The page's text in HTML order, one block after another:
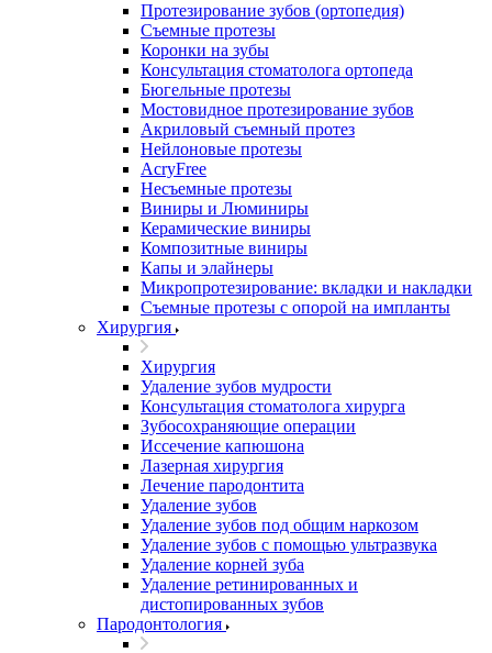
Протезирование зубов (ортопедия)
Съемные протезы
Коронки на зубы
Консультация стоматолога ортопеда
Бюгельные протезы
Мостовидное протезирование зубов
Акриловый съемный протез
Нейлоновые протезы
AcryFree
Несъемные протезы
Виниры и Люминиры
Керамические виниры
Композитные виниры
Капы и элайнеры
Микропротезирование: вкладки и накладки
Съемные протезы с опорой на импланты
Хирургия
Хирургия
Удаление зубов мудрости
Консультация стоматолога хирурга
Зубосохраняющие операции
Иссечение капюшона
Лазерная хирургия
Лечение пародонтита
Удаление зубов
Удаление зубов под общим наркозом
Удаление зубов с помощью ультразвука
Удаление корней зуба
Удаление ретинированных и
дистопированных зубов
Пародонтология